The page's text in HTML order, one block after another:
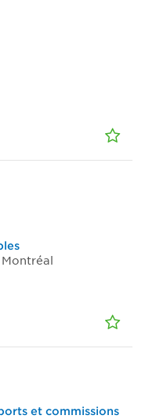
et commissions